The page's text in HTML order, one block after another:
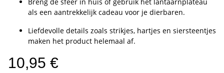
als een aantrekkelijk cadeau voor je dierbaren.
Liefdevolle details zoals strikjes, hartjes en siersteentjes
maken het product helemaal af.
10,95 €